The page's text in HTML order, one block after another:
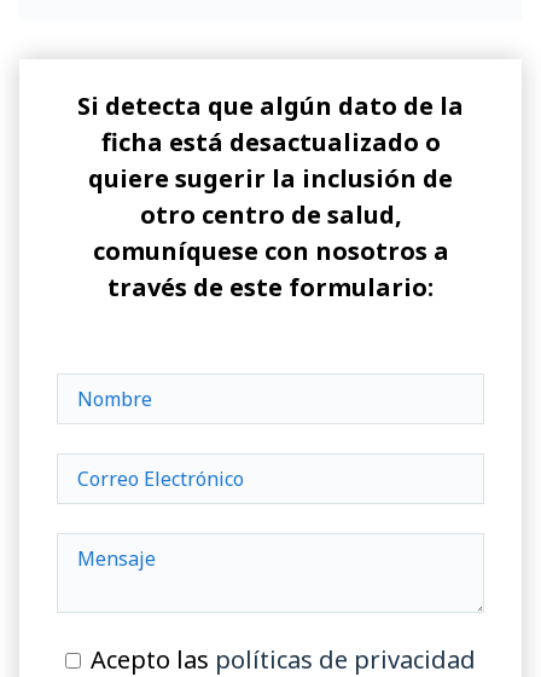
Si detecta que algún dato de la
ficha está desactualizado o
quiere sugerir la inclusión de
otro centro de salud,
comuníquese con nosotros a
través de este formulario:
Acepto las políticas de privacidad